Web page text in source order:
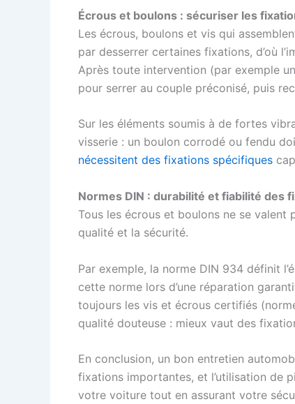
Écrous et boulons : sécuriser les
Les écrous, boulons et vis qui
par desserrer certaines fixations, d’où
Après toute intervention (par exemple
pour serrer au couple préconisé, puis
Sur les éléments soumis à de fortes
visserie : un boulon corrodé ou fendu
nécessitent des fixations spécifiques
Normes DIN : durabilité et fiabilité des
Tous les écrous et boulons ne se
qualité et la sécurité.
Par exemple, la norme DIN 934 définit
cette norme lors d’une réparation
toujours les vis et écrous certifiés
qualité douteuse : mieux vaut des
En conclusion, un bon entretien
fixations importantes, et l’utilisation de
votre voiture tout en assurant votre